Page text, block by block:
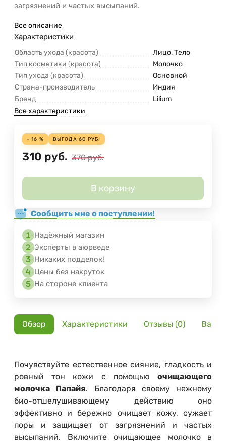
загрязнений и частых высыпаний.
Все описание
Характеристики
Область ухода (красота)
Лицо, Тело
Тип косметики (красота)
Молочко
Тип ухода (красота)
Основной
Страна-производитель
Индия
Бренд
Lilium
Все характеристики
- 16 % ВЫГОДА 60 РУБ.
310 руб. 370 руб.
В корзину
Сообщить мне о поступлении!
Надёжный магазин
Эксперты в аюрведе
Никаких подделок!
Цены без накруток
На стороне клиента
Обзор Характеристики Отзывы (0)
Почувствуйте естественное сияние, гладкость и
ровный тон кожи с помощью очищающего
молочка Папайя. Благодаря своему нежному
био-отшелушивающему действию оно
эффективно и бережно очищает кожу, сужает
поры и защищает от загрязнений и частых
высыпаний. Включите очищающее молочко в